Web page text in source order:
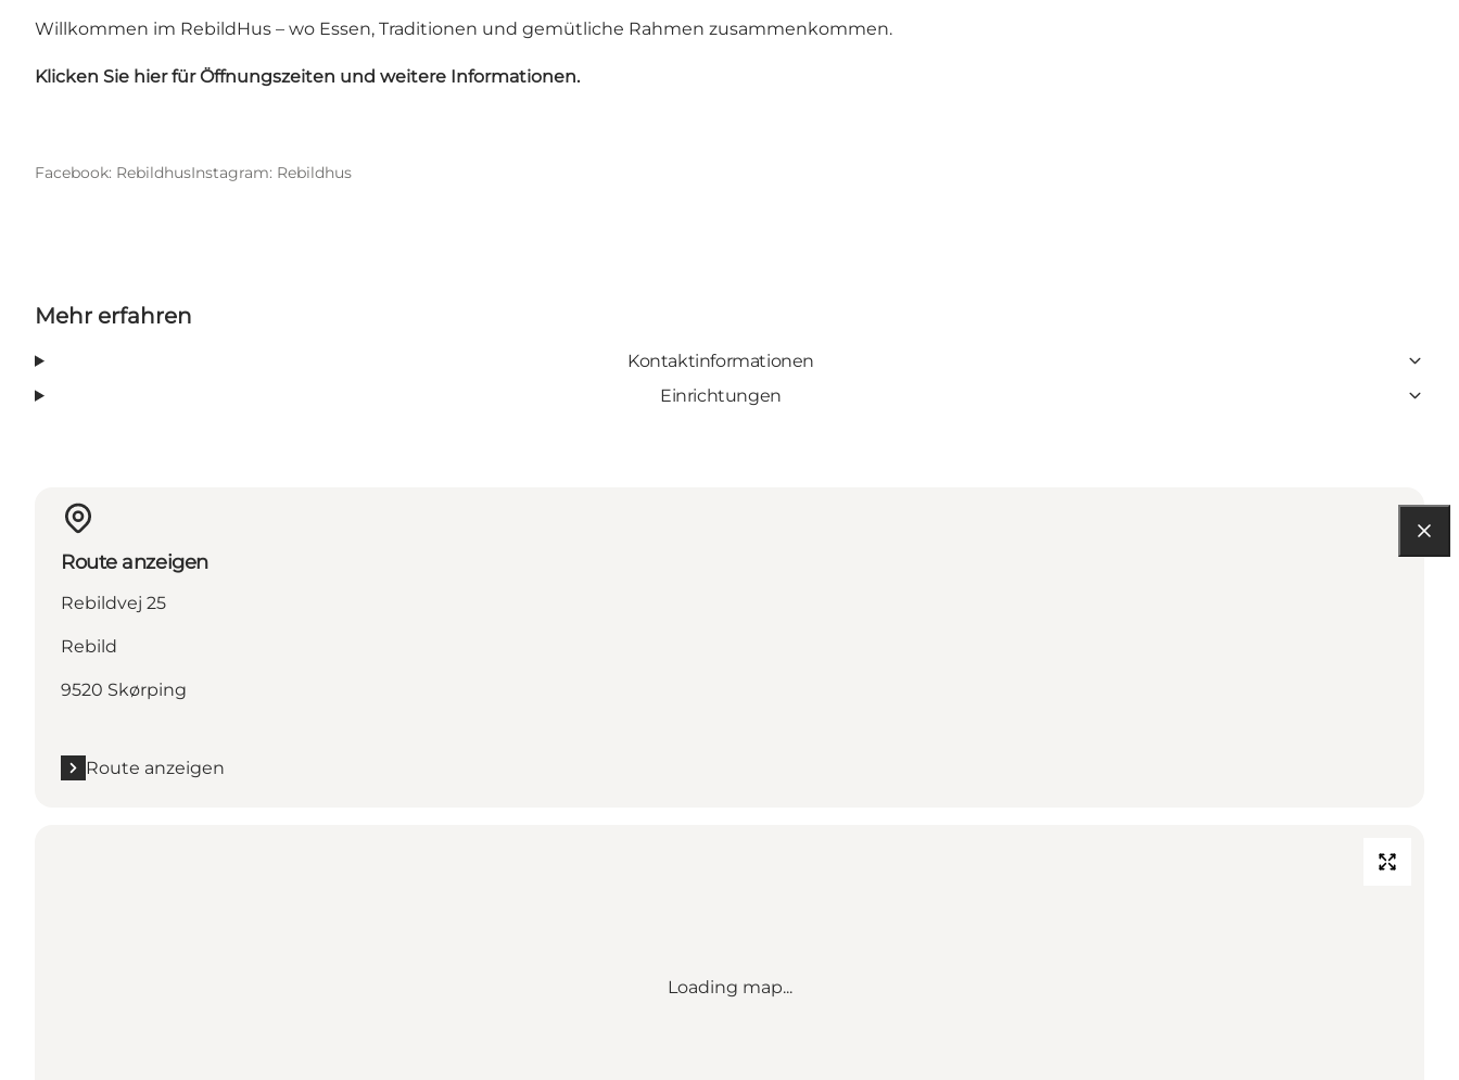
Willkommen im RebildHus – wo Essen, Traditionen und gemütliche Rahmen zusammenkommen.
Klicken Sie hier für Öffnungszeiten und weitere Informationen.
Facebook: RebildhusInstagram: Rebildhus
Mehr erfahren
Kontaktinformationen
Einrichtungen
Route anzeigen
Rebildvej 25
Rebild
9520 Skørping
Route anzeigen
Loading map...